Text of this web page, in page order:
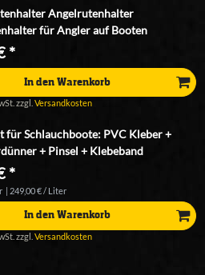
Angelrutenhalter
für Angler auf Booten
*
In den Warenkorb
zzgl.Versandkosten
für Schlauchboote: PVC Kleber +
+ Pinsel + Klebeband
*
| 249,00 € / Liter
In den Warenkorb
zzgl.Versandkosten